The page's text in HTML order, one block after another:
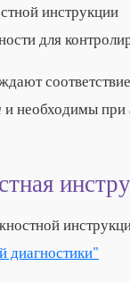
инструкции
для
и необходимы при
диагностики"